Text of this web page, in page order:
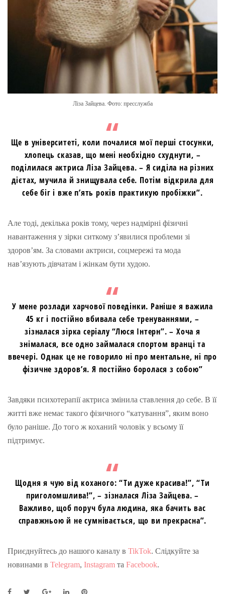
Ліза Зайцева. Фото: пресслужба
Ще в університеті, коли почалися мої перші стосунки,
хлопець сказав, що мені необхідно схуднути, –
поділилася актриса Ліза Зайцева. – Я сиділа на різних
дієтах, мучила й знищувала себе. Потім відкрила для
себе біг і вже п’ять років практикую пробіжки”.
Але тоді, декілька років тому, через надмірні фізичні
навантаження у зірки ситкому з’явилися проблеми зі
здоров’ям. За словами актриси, соцмережі та мода
нав’язують дівчатам і жінкам бути худою.
У мене розлади харчової поведінки. Раніше я важила
45 кг і постійно вбивала себе тренуваннями, –
зізналася зірка серіалу “Люся Інтерн”. – Хоча я
знімалася, все одно займалася спортом вранці та
ввечері. Однак це не говорило ні про ментальне, ні про
фізичне здоров’я. Я постійно боролася з собою”
Завдяки психотерапії актриса змінила ставлення до себе. В її
житті вже немає такого фізичного “катування”, яким воно
було раніше. До того ж коханий чоловік у всьому її
підтримує.
Щодня я чую від коханого: “Ти дуже красива!”, “Ти
приголомшлива!”, – зізналася Ліза Зайцева. –
Важливо, щоб поруч була людина, яка бачить вас
справжньою й не сумнівається, що ви прекрасна”.
Приєднуйтесь до нашого каналу в TikTok. Слідкуйте за
новинами в Telegram, Instagram та Facebook.